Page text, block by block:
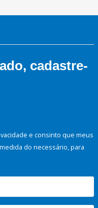
cadastre-
e consinto que meus
do necessário, para